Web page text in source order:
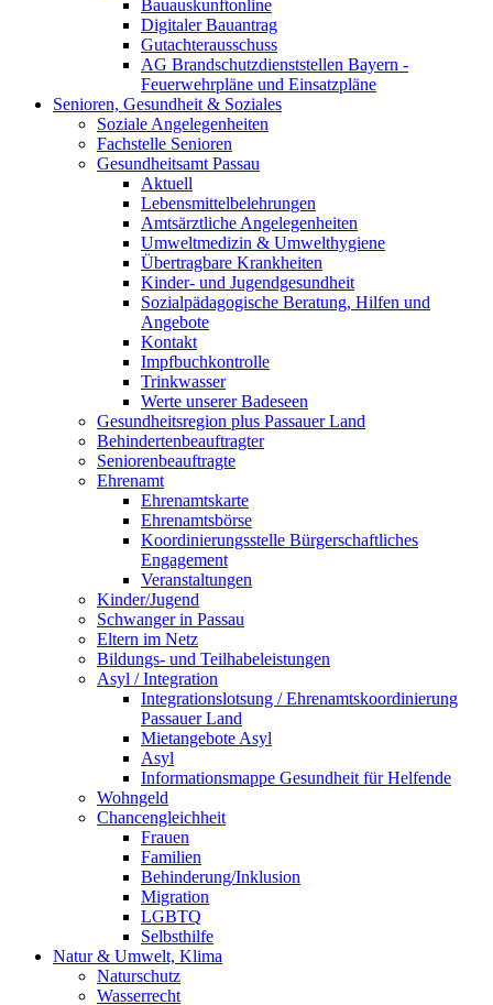
Bauauskunftonline
Digitaler Bauantrag
Gutachterausschuss
AG Brandschutzdienststellen Bayern -
Feuerwehrpläne und Einsatzpläne
Senioren, Gesundheit & Soziales
Soziale Angelegenheiten
Fachstelle Senioren
Gesundheitsamt Passau
Aktuell
Lebensmittelbelehrungen
Amtsärztliche Angelegenheiten
Umweltmedizin & Umwelthygiene
Übertragbare Krankheiten
Kinder- und Jugendgesundheit
Sozialpädagogische Beratung, Hilfen und
Angebote
Kontakt
Impfbuchkontrolle
Trinkwasser
Werte unserer Badeseen
Gesundheitsregion plus Passauer Land
Behindertenbeauftragter
Seniorenbeauftragte
Ehrenamt
Ehrenamtskarte
Ehrenamtsbörse
Koordinierungsstelle Bürgerschaftliches
Engagement
Veranstaltungen
Kinder/Jugend
Schwanger in Passau
Eltern im Netz
Bildungs- und Teilhabeleistungen
Asyl / Integration
Integrationslotsung / Ehrenamtskoordinierung
Passauer Land
Mietangebote Asyl
Asyl
Informationsmappe Gesundheit für Helfende
Wohngeld
Chancengleichheit
Frauen
Familien
Behinderung/Inklusion
Migration
LGBTQ
Selbsthilfe
Natur & Umwelt, Klima
Naturschutz
Wasserrecht